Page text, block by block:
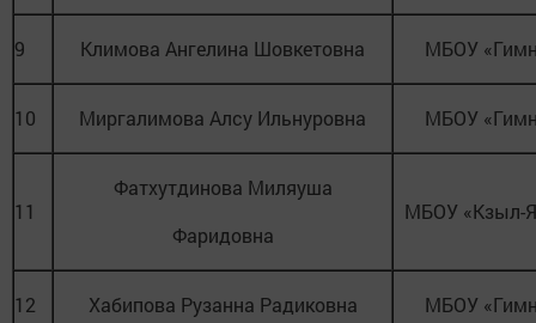
9 Климова Ангелина Шовкетовна МБОУ
10 Миргалимова Алсу Ильнуровна МБОУ
11
Фатхутдинова Миляуша
Фаридовна
МБОУ «Кзыл-
12 Хабипова Рузанна Радиковна МБОУ